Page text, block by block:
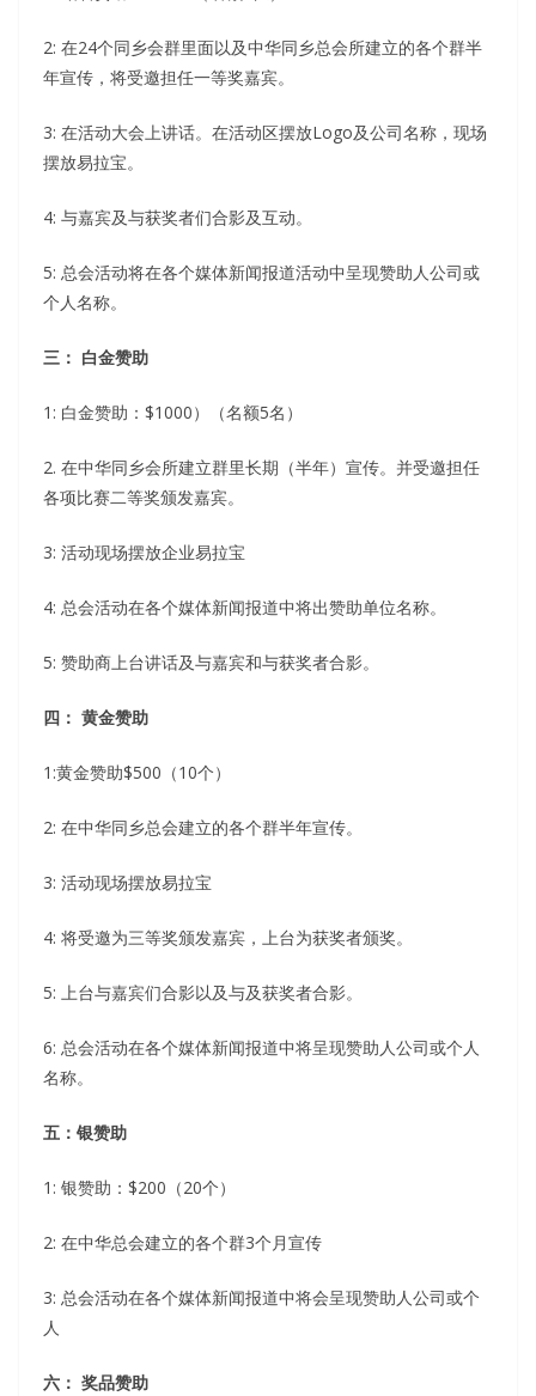
2: 在24个同乡会群里面以及中华同乡总会所建立的各个群半
年宣传，将受邀担任一等奖嘉宾。
3: 在活动大会上讲话。在活动区摆放Logo及公司名称，现场
摆放易拉宝。
4: 与嘉宾及与获奖者们合影及互动。
5: 总会活动将在各个媒体新闻报道活动中呈现赞助人公司或
个人名称。
三： 白金赞助
1: 白金赞助：$1000）（名额5名）
2. 在中华同乡会所建立群里长期（半年）宣传。并受邀担任
各项比赛二等奖颁发嘉宾。
3: 活动现场摆放企业易拉宝
4: 总会活动在各个媒体新闻报道中将出赞助单位名称。
5: 赞助商上台讲话及与嘉宾和与获奖者合影。
四： 黄金赞助
1:黄金赞助$500（10个）
2: 在中华同乡总会建立的各个群半年宣传。
3: 活动现场摆放易拉宝
4: 将受邀为三等奖颁发嘉宾，上台为获奖者颁奖。
5: 上台与嘉宾们合影以及与及获奖者合影。
6: 总会活动在各个媒体新闻报道中将呈现赞助人公司或个人
名称。
五：银赞助
1: 银赞助：$200（20个）
2: 在中华总会建立的各个群3个月宣传
3: 总会活动在各个媒体新闻报道中将会呈现赞助人公司或个
人
六： 奖品赞助